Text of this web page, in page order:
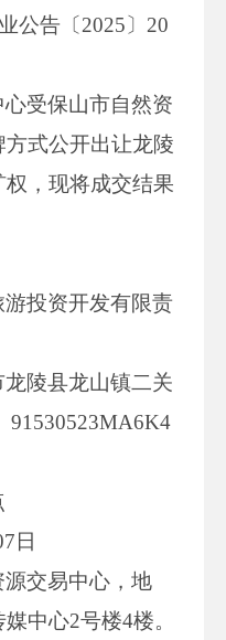
公告〔2025〕20
受保山市自然资
式公开出让龙陵
，现将成交结果
投资开发有限责
陵县龙山镇二关
91530523MA6K4
日
交易中心，地
中心2号楼4楼。